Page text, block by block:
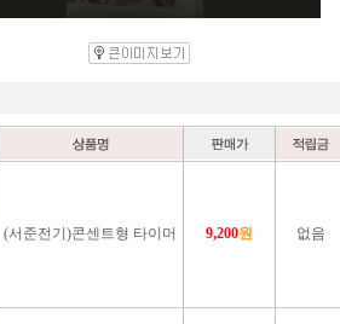
(서준전기)콘센트형 타이머 9,200원 없음